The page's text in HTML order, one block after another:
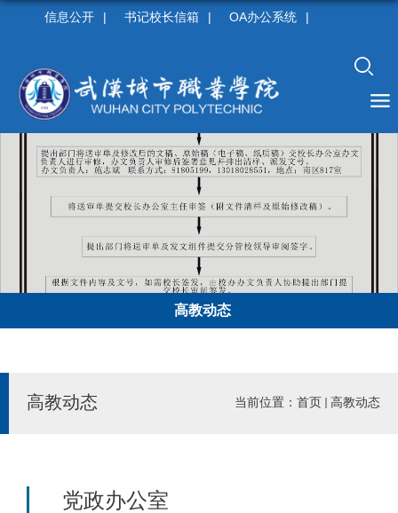
信息公开 | 书记校长信箱 | OA办公系统 |
高教动态
高教动态 当前位置： 首页 高教动态
党政办公室